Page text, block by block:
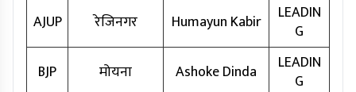
AJUP
रेजिनगर Humayun Kabir
LEADIN
G
BJP
मोयना Ashoke Dinda
LEADIN
G